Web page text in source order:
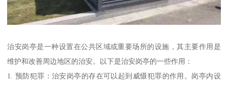
治安岗亭是一种设置在公共区域或重要场所的设施，其主要作用是
维护和改善周边地区的治安。以下是治安岗亭的一些作用：
1. 预防犯罪：治安岗亭的存在可以起到威慑犯罪的作用。岗亭内设